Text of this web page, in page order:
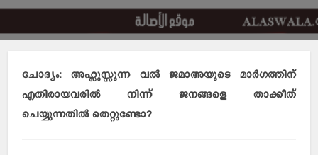
ചോദ്യം: അഹ്ലുസ്സുന്ന വല്‍ ജമാഅയുടെ മാര്‍ഗത്തിന്
എതിരായവരില്‍ നിന്ന് ജനങ്ങളെ താക്കീത്
ചെയ്യുന്നതില്‍ തെറ്റുണ്ടോ?